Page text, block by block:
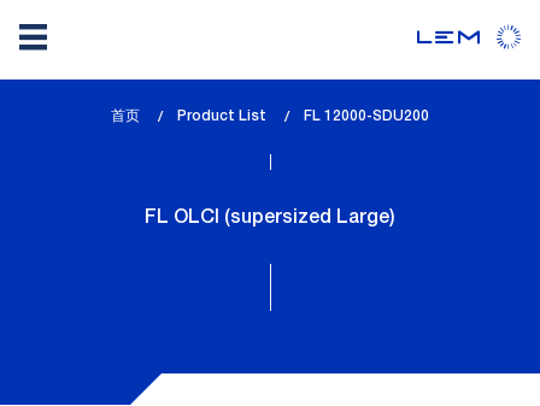
首页 Product List
lem_current_page
FL 12000-SDU200
FL OLCI (supersized Large)